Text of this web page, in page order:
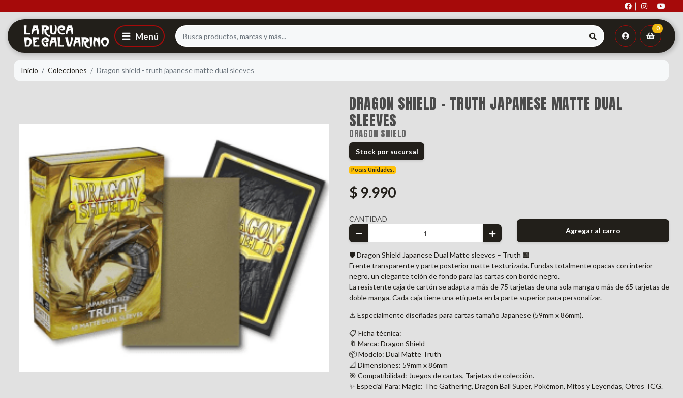
0
Inicio Colecciones Dragon shield - truth japanese matte dual sleeves
DRAGON SHIELD - TRUTH JAPANESE MATTE DUAL
SLEEVES
DRAGON SHIELD
Stock por sucursal
Pocas Unidades.
$ 9.990
CANTIDAD
Agregar al carro
🛡️ Dragon Shield Japanese Dual Matte sleeves – Truth 🟫
Frente transparente y parte posterior matte texturizada. Fundas totalmente opacas con interior
negro, un elegante telón de fondo para las cartas con borde negro.
La resistente caja de cartón se adapta a más de 75 tarjetas de una sola manga o más de 65 tarjetas de
doble manga. Cada caja tiene una etiqueta en la parte superior para personalizar.
⚠️ Especialmente diseñadas para cartas tamaño Japanese (59mm x 86mm).
📋 Ficha técnica:
🔖 Marca: Dragon Shield
📦 Modelo: Dual Matte Truth
📐 Dimensiones: 59mm x 86mm
🎯 Compatibilidad: Juegos de cartas, Tarjetas de colección.
✨ Especial Para: Magic: The Gathering, Dragon Ball Super, Pokémon, Mitos y Leyendas, Otros TCG.